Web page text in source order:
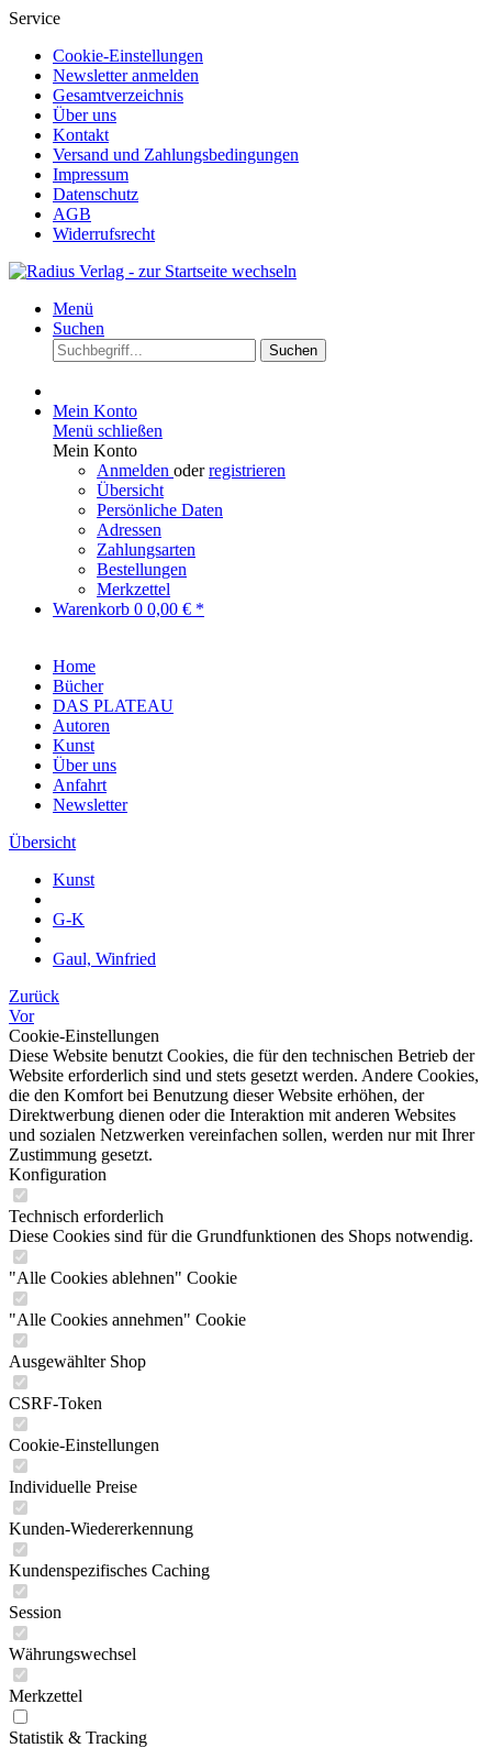
Service
Cookie-Einstellungen
Newsletter anmelden
Gesamtverzeichnis
Über uns
Kontakt
Versand und Zahlungsbedingungen
Impressum
Datenschutz
AGB
Widerrufsrecht
Menü
Suchen
Suchen
Mein Konto
Menü schließen
Mein Konto
Anmelden oderregistrieren
Übersicht
Persönliche Daten
Adressen
Zahlungsarten
Bestellungen
Merkzettel
Warenkorb 0 0,00 € *
Home
Bücher
DAS PLATEAU
Autoren
Kunst
Über uns
Anfahrt
Newsletter
Übersicht
Kunst
G-K
Gaul, Winfried
Zurück
Vor
Cookie-Einstellungen
Diese Website benutzt Cookies, die für den technischen Betrieb der
Website erforderlich sind und stets gesetzt werden. Andere Cookies,
die den Komfort bei Benutzung dieser Website erhöhen, der
Direktwerbung dienen oder die Interaktion mit anderen Websites
und sozialen Netzwerken vereinfachen sollen, werden nur mit Ihrer
Zustimmung gesetzt.
Konfiguration
Technisch erforderlich
Diese Cookies sind für die Grundfunktionen des Shops notwendig.
"Alle Cookies ablehnen" Cookie
"Alle Cookies annehmen" Cookie
Ausgewählter Shop
CSRF-Token
Cookie-Einstellungen
Individuelle Preise
Kunden-Wiedererkennung
Kundenspezifisches Caching
Session
Währungswechsel
Merkzettel
Statistik & Tracking